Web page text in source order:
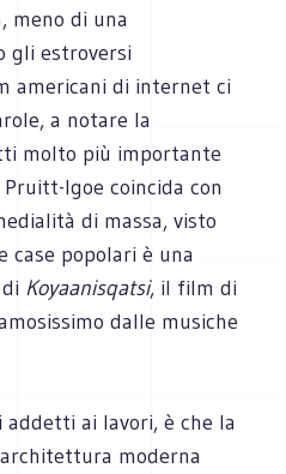
meno di una
gli estroversi
americani di internet ci
a notare la
molto più importante
Igoe coincida con
di massa, visto
case popolari è una
Koyaanisqatsi, il film di
dalle musiche
addetti ai lavori, è che la
moderna